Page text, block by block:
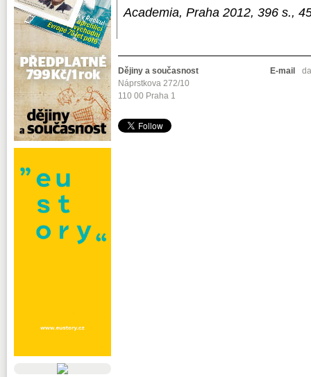
Academia, Praha 2012, 396 s.,
Dějiny a současnost
Náprstkova 272/10
110 00 Praha 1
E-mail